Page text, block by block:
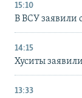
15:10
В ВСУ заявили
14:15
Хуситы
13:33